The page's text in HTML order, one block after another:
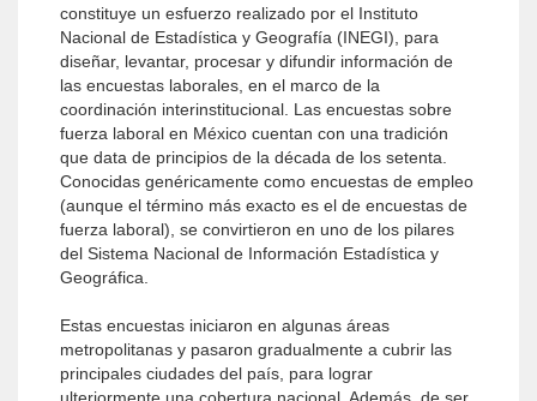
constituye un esfuerzo realizado por el Instituto
Nacional de Estadística y Geografía (INEGI), para
diseñar, levantar, procesar y difundir información de
las encuestas laborales, en el marco de la
coordinación interinstitucional. Las encuestas sobre
fuerza laboral en México cuentan con una tradición
que data de principios de la década de los setenta.
Conocidas genéricamente como encuestas de empleo
(aunque el término más exacto es el de encuestas de
fuerza laboral), se convirtieron en uno de los pilares
del Sistema Nacional de Información Estadística y
Geográfica.
Estas encuestas iniciaron en algunas áreas
metropolitanas y pasaron gradualmente a cubrir las
principales ciudades del país, para lograr